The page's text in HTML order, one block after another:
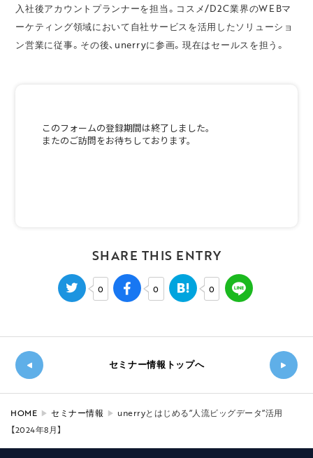
入社後アカウントプランナーを担当。コスメ/D2C業界のWEBマ
ーケティング領域において自社サービスを活用したソリューショ
ン営業に従事。その後、unerryに参画。現在はセールスを担う。
SHARE THIS ENTRY
0 0 0
◀
過
去の
セミナー情報トップへ
い記
へ
HOME セミナー情報
unerryとはじめる”人流ビッグデータ”活用
【2024年8月】